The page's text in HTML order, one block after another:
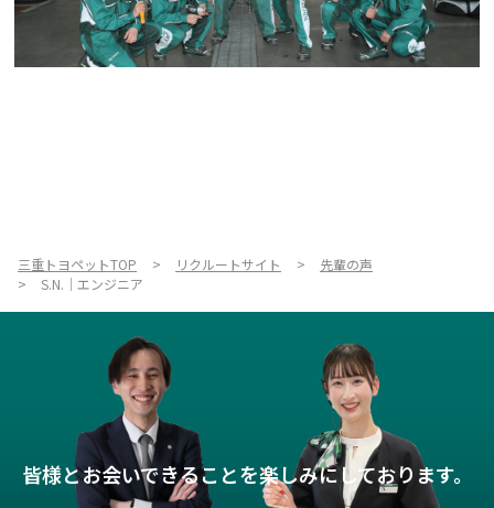
三重トヨペットTOP リクルートサイト
先輩の声
S.N.｜エンジニア
皆様とお会いできることを楽しみにしております。